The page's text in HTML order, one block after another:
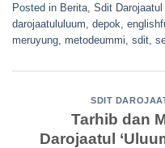
Posted in Berita Sdit Darojaatul
darojaatululuum depok
meruyung metodeummi sdit
SDIT
Tarhib dan
Darojaatul